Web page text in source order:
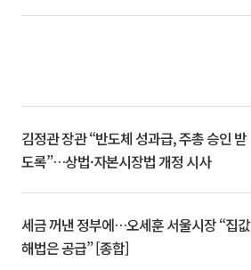
김정관 장관 “반도체 성과급, 주총 승인 받
도록”…상법·자본시장법 개정 시사
세금 꺼낸 정부에…오세훈 서울시장 “집값
해법은 공급” [종합]